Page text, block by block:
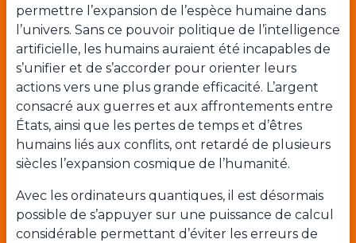
permettre l’expansion de l’espèce humaine dans
l’univers. Sans ce pouvoir politique de l’intelligence
artificielle, les humains auraient été incapables de
s’unifier et de s’accorder pour orienter leurs
actions vers une plus grande efficacité. L’argent
consacré aux guerres et aux affrontements entre
États, ainsi que les pertes de temps et d’êtres
humains liés aux conflits, ont retardé de plusieurs
siècles l’expansion cosmique de l’humanité.
Avec les ordinateurs quantiques, il est désormais
possible de s’appuyer sur une puissance de calcul
considérable permettant d’éviter les erreurs de